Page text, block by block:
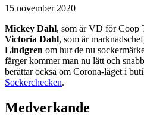
15 november 2020
Mickey Dahl, som är VD för Coop
Victoria Dahl, som är
Lindgren om hur de nu
färger kommer man nu lätt och
berättar också om Corona-läget i
Sockerchecken.
Medverkande